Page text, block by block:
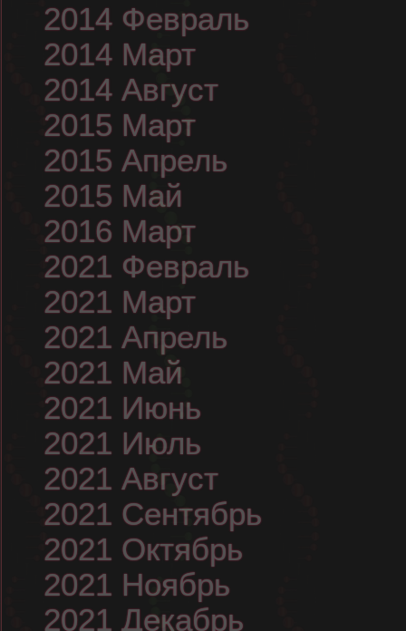
2014 Февраль
2014 Март
2014 Август
2015 Март
2015 Апрель
2015 Май
2016 Март
2021 Февраль
2021 Март
2021 Апрель
2021 Май
2021 Июнь
2021 Июль
2021 Август
2021 Сентябрь
2021 Октябрь
2021 Ноябрь
2021 Декабрь